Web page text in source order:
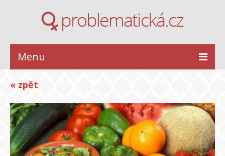
Menu
KRÁSA
STYL
INSPIRACE
« zpět